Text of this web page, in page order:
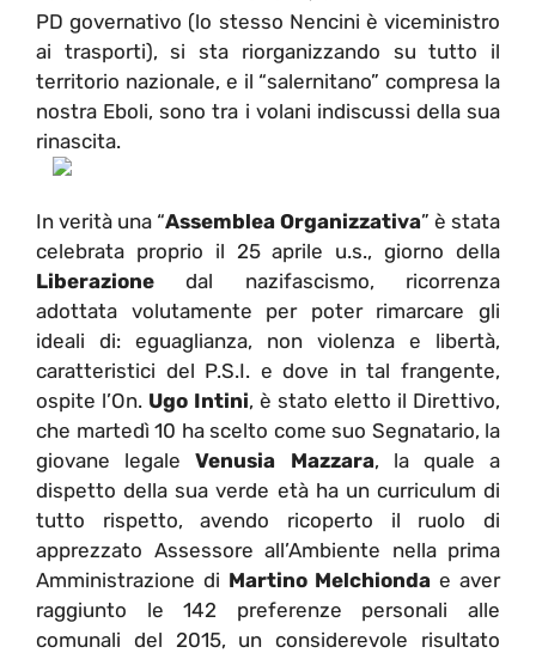
PD governativo (lo stesso Nencini è viceministro
ai trasporti), si sta riorganizzando su tutto il
territorio nazionale, e il “salernitano” compresa la
nostra Eboli, sono tra i volani indiscussi della sua
rinascita.
In verità una “Assemblea Organizzativa” è stata
celebrata proprio il 25 aprile u.s., giorno della
Liberazione dal nazifascismo, ricorrenza
adottata volutamente per poter rimarcare gli
ideali di: eguaglianza, non violenza e libertà,
caratteristici del P.S.I. e dove in tal frangente,
ospite l’On. Ugo Intini, è stato eletto il Direttivo,
che martedì 10 ha scelto come suo Segnatario, la
giovane legaleVenusia Mazzara, la quale a
dispetto della sua verde età ha un curriculum di
tutto rispetto, avendo ricoperto il ruolo di
apprezzato Assessore all’Ambiente nella prima
Amministrazione di Martino Melchionda e aver
raggiunto le 142 preferenze personali alle
comunali del 2015, un considerevole risultato